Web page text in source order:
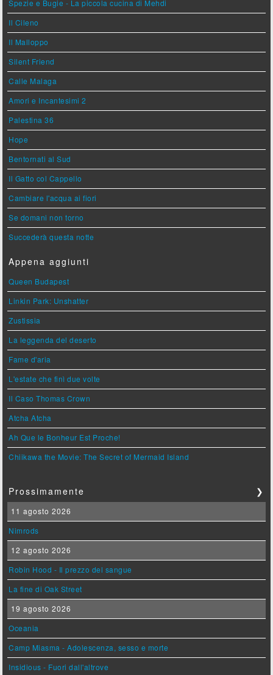
Spezie e Bugie - La piccola cucina di Mehdi
Il Cileno
Il Malloppo
Silent Friend
Calle Malaga
Amori e Incantesimi 2
Palestina 36
Hope
Bentornati al Sud
Il Gatto col Cappello
Cambiare l'acqua ai fiori
Se domani non torno
Succederà questa notte
Appena aggiunti
Queen Budapest
Linkin Park: Unshatter
Zustissia
La leggenda del deserto
Fame d'aria
L'estate che finì due volte
Il Caso Thomas Crown
Atcha Atcha
Ah Que le Bonheur Est Proche!
Chiikawa the Movie: The Secret of Mermaid Island
Prossimamente ❯
11 agosto 2026
Nimrods
12 agosto 2026
Robin Hood - Il prezzo del sangue
La fine di Oak Street
19 agosto 2026
Oceania
Camp Miasma - Adolescenza, sesso e morte
Insidious - Fuori dall'altrove